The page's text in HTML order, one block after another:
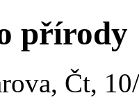
přírody
Čt,